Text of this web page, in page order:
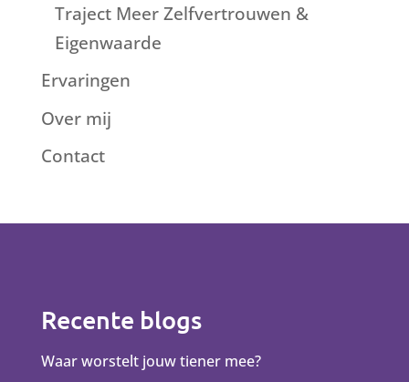
Traject Meer Zelfvertrouwen &
Eigenwaarde
Ervaringen
Over mij
Contact
Recente blogs
Waar worstelt jouw tiener mee?